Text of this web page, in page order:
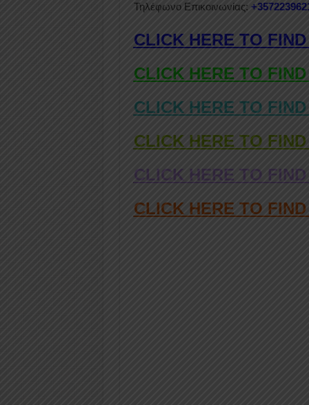
Τηλέφωνο Επικοινωνίας:
CLICK HERE TO
CLICK HERE TO
CLICK HERE TO
CLICK HERE TO
CLICK HERE TO
CLICK HERE TO